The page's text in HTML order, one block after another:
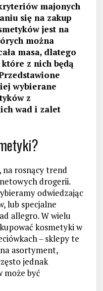
majonych
się na zakup
jest na
można
masa, dlatego
z nich będą
wybierane
z
wad i zalet
na rosnący trend
drogerii.
odwiedzając
lub specjalne
allegro. W wielu
kosmetyki w
– sklepy te
asortyment,
jednak
może być